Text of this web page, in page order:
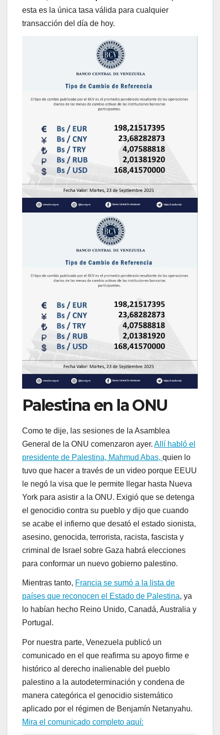
esta es la única tasa válida para cualquier
transacción del día de hoy.
Palestina en la ONU
Como te dije, las sesiones de la Asamblea
General de la ONU comenzaron ayer. Allí habló el
presidente de Palestina, Mahmud Abas, quien lo
tuvo que hacer a través de un video porque EEUU
le negó la visa que le permite llegar hasta Nueva
York para asistir a la ONU. Exigió que se detenga
el genocidio contra su pueblo y dijo que cuando
se acabe el infierno que desató el estado sionista,
asesino, genocida, terrorista, racista, fascista y
criminal de Israel sobre Gaza habrá elecciones
para conformar un nuevo gobierno palestino.
Mientras tanto, Francia se sumó a la lista de
países que reconocen el Estado de Palestina, ya
lo habían hecho Reino Unido, Canadá, Australia y
Portugal.
Por nuestra parte, Venezuela publicó un
comunicado en el que reafirma su apoyo firme e
histórico al derecho inalienable del pueblo
palestino a la autodeterminación y condena de
manera categórica el genocidio sistemático
aplicado por el régimen de Benjamín Netanyahu.
Mira el comunicado completo aquí: